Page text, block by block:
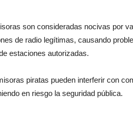
son consideradas nocivas por
de radio legítimas, causando
estaciones autorizadas.
piratas pueden interferir con
en riesgo la seguridad pública.